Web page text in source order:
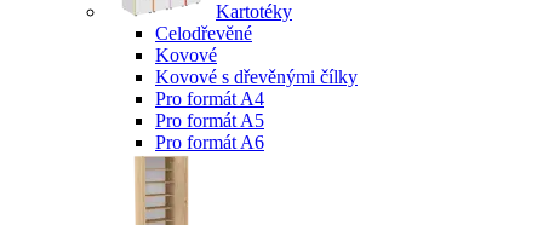
Kartotéky
Celodřevěné
Kovové
Kovové s dřevěnými čílky
Pro formát A4
Pro formát A5
Pro formát A6